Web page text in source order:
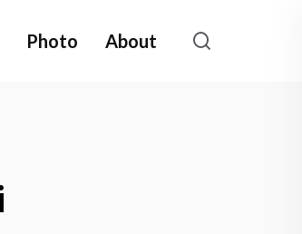
Photo About